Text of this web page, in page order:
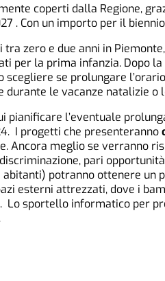
coperti dalla Regione,
. Con un importo per il
tra zero e due anni in Piemonte,
per la prima infanzia. Dopo
scegliere se prolungare
durante le vacanze natalizie o
pianificare l’eventuale
I progetti che presenteranno
Ancora meglio se verranno
pari
potranno ottenere un
esterni attrezzati, dove i
Lo sportello informatico per